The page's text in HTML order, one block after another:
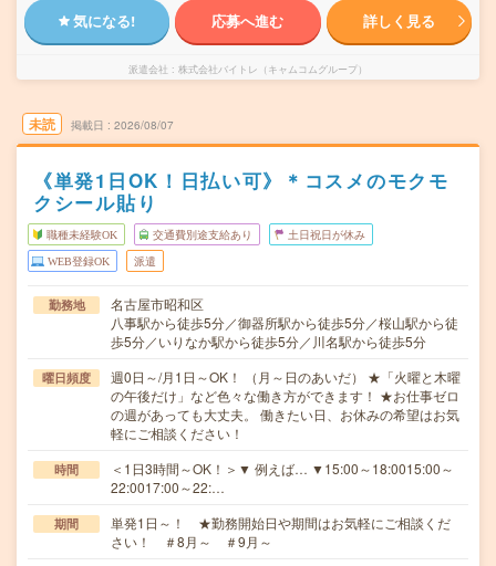
気になる! 応募へ進む 詳しく見る
派遣会社 株式会社バイトレ（キャムコムグループ）
未読 掲載日 2026/08/07
《単発1日OK！日払い可》＊コスメのモクモ
クシール貼り
職種未経験OK 交通費別途支給あり 土日祝日が休み
WEB登録OK 派遣
勤務地
名古屋市昭和区
八事駅から徒歩5分／御器所駅から徒歩5分／桜山駅から徒
歩5分／いりなか駅から徒歩5分／川名駅から徒歩5分
曜日頻度
週0日～/月1日～OK！ （月～日のあいだ） ★「火曜と木曜
の午後だけ」など色々な働き方ができます！ ★お仕事ゼロ
の週があっても大丈夫。 働きたい日、お休みの希望はお気
軽にご相談ください！
時間
＜1日3時間～OK！＞▼ 例えば… ▼15:00～18:0015:00～
22:0017:00～22:…
期間
単発1日～！ ★勤務開始日や期間はお気軽にご相談くだ
さい！ ＃8月～ ＃9月～